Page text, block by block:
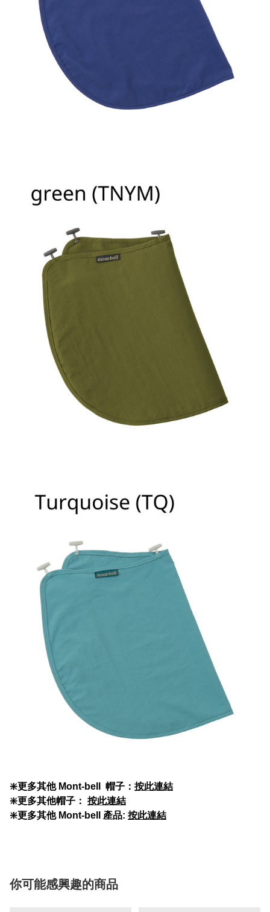
❇️更多其他 Mont-bell 帽子： 按此連結
❇️更多其他帽子： 按此連結
❇️更多其他 Mont-bell 產品: 按此連結
你可能感興趣的商品